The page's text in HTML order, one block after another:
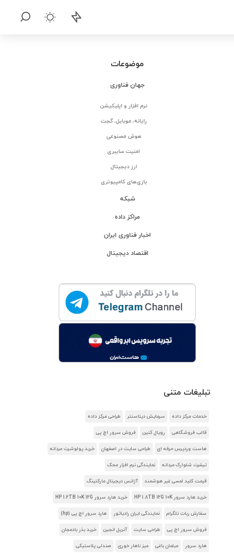
موضوعات
جهان فناوری
نرم افزار و اپلیکیشن
رایانه، موبایل، گجت
هوش مصنوعی
امنیت سایبری
ارز دیجیتال
بازی‌های کامپیوتری
شبکه
مراکز داده
اخبار فناوری ایران
اقتصاد دیجیتال
تبلیغات متنی
خدمات مرکز داده سرمایش دیتاسنتر طراحی مرکز داده
قالب فروشگاهی رویال کنین فروش سرور اچ پی
هاست وردپرس حرفه ای طراحی سایت در اصفهان خرید پولوشرت مردانه
تیشرت شلوارک مردانه نمایندگی نرم افزار محک
قیمت کلید لمسی غیر هوشمند آژانس دیجیتال مارکتینگ
خرید هارد سرور HP 1.8TB 12G 10K خرید هارد سرور HP 1.2TB 10K 12G
سفارش ربات تلگرام نمایندگی ایران رادیاتور هارد سرور اچ پی (hp)
فروش سرور اچ پی طراحی سایت آنریل انجین خرید بذر بادمجان
هارد سرور مبلمان باغی میز ناهار خوری صندلی پلاستیکی